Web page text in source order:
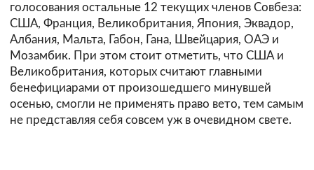
голосования остальные 12 текущих членов Совбеза:
США, Франция, Великобритания, Япония, Эквадор,
Албания, Мальта, Габон, Гана, Швейцария, ОАЭ и
Мозамбик. При этом стоит отметить, что США и
Великобритания, которых считают главными
бенефициарами от произошедшего минувшей
осенью, смогли не применять право вето, тем самым
не представляя себя совсем уж в очевидном свете.